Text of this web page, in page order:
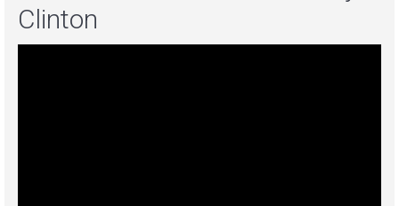
Clinton